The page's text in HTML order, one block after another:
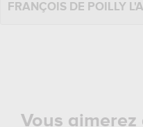
FRANÇOIS DE POILLY
Vous